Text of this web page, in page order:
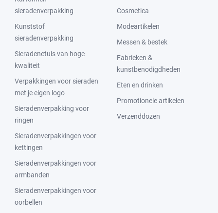
sieradenverpakking
Kunststof
sieradenverpakking
Sieradenetuis van hoge
kwaliteit
Verpakkingen voor sieraden
met je eigen logo
Sieradenverpakking voor
ringen
Sieradenverpakkingen voor
kettingen
Sieradenverpakkingen voor
armbanden
Sieradenverpakkingen voor
oorbellen
Cosmetica
Modeartikelen
Messen & bestek
Fabrieken &
kunstbenodigdheden
Eten en drinken
Promotionele artikelen
Verzenddozen